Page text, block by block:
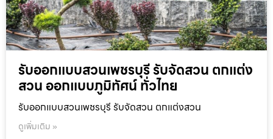
รับออกแบบสวนเพชรบุรี รับจัดสวน ตกแต่ง
สวน ออกแบบภูมิทัศน์ ทั่วไทย
รับออกแบบสวนเพชรบุรี รับจัดสวน ตกแต่งสวน
ดูเพิ่มเติม »